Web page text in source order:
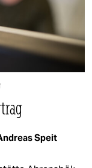
Speit